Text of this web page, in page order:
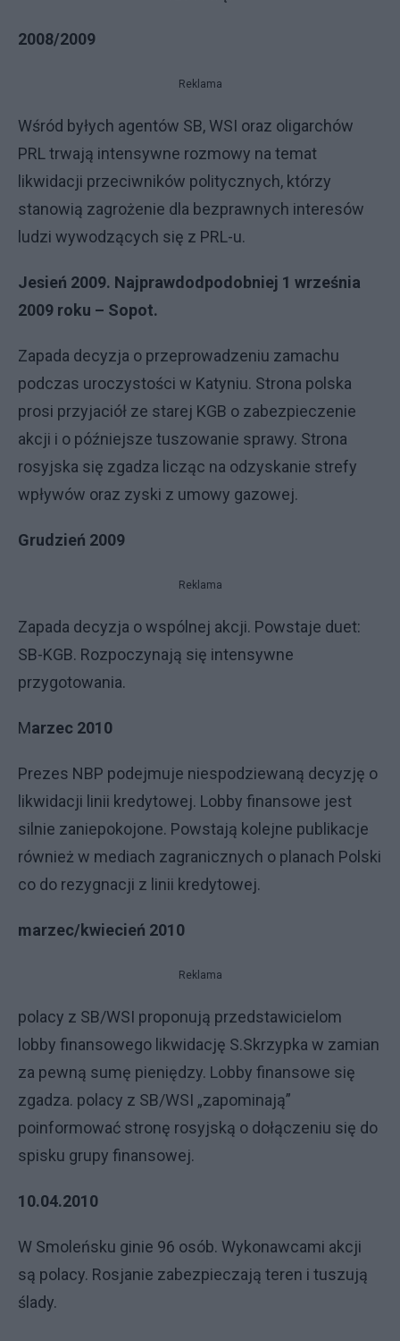
2008/2009
Reklama
Wśród byłych agentów SB, WSI oraz oligarchów
PRL trwają intensywne rozmowy na temat
likwidacji przeciwników politycznych, którzy
stanowią zagrożenie dla bezprawnych interesów
ludzi wywodzących się z PRL-u.
Jesień 2009. Najprawdodpodobniej 1 września
2009 roku – Sopot.
Zapada decyzja o przeprowadzeniu zamachu
podczas uroczystości w Katyniu. Strona polska
prosi przyjaciół ze starej KGB o zabezpieczenie
akcji i o późniejsze tuszowanie sprawy. Strona
rosyjska się zgadza licząc na odzyskanie strefy
wpływów oraz zyski z umowy gazowej.
Grudzień 2009
Reklama
Zapada decyzja o wspólnej akcji. Powstaje duet:
SB-KGB. Rozpoczynają się intensywne
przygotowania.
Marzec 2010
Prezes NBP podejmuje niespodziewaną decyzję o
likwidacji linii kredytowej. Lobby finansowe jest
silnie zaniepokojone. Powstają kolejne publikacje
również w mediach zagranicznych o planach Polski
co do rezygnacji z linii kredytowej.
marzec/kwiecień 2010
Reklama
polacy z SB/WSI proponują przedstawicielom
lobby finansowego likwidację S.Skrzypka w zamian
za pewną sumę pieniędzy. Lobby finansowe się
zgadza. polacy z SB/WSI „zapominają”
poinformować stronę rosyjską o dołączeniu się do
spisku grupy finansowej.
10.04.2010
W Smoleńsku ginie 96 osób. Wykonawcami akcji
są polacy. Rosjanie zabezpieczają teren i tuszują
ślady.